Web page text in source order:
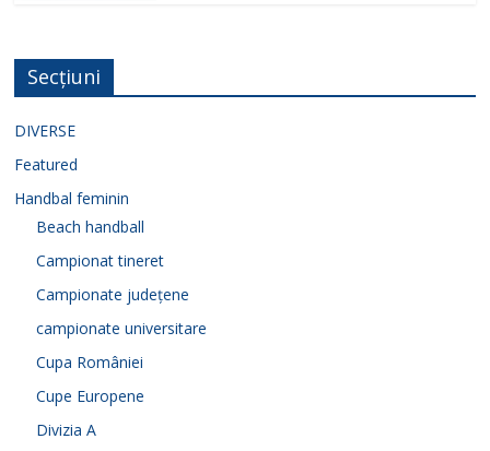
Secțiuni
DIVERSE
Featured
Handbal feminin
Beach handball
Campionat tineret
Campionate județene
campionate universitare
Cupa României
Cupe Europene
Divizia A